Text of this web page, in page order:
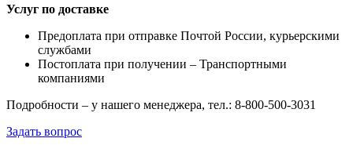
Услуг по доставке
Предоплата при отправке Почтой России, курьерскими
службами
Постоплата при получении – Транспортными
компаниями
Подробности – у нашего менеджера, тел.: 8-800-500-3031
Задать вопрос